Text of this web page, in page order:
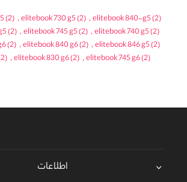
elitebook 840-g5(2)
,
elitebook 730 g5(2)
,
(2)
elitebook 740 g5(2)
,
elitebook 745 g5(2)
,
(2)
elitebook 846 g5(2)
,
elitebook 840 g6(2)
,
(2)
elitebook 745 g6(2)
,
elitebook 830 g6(2)
,
اطلاعات